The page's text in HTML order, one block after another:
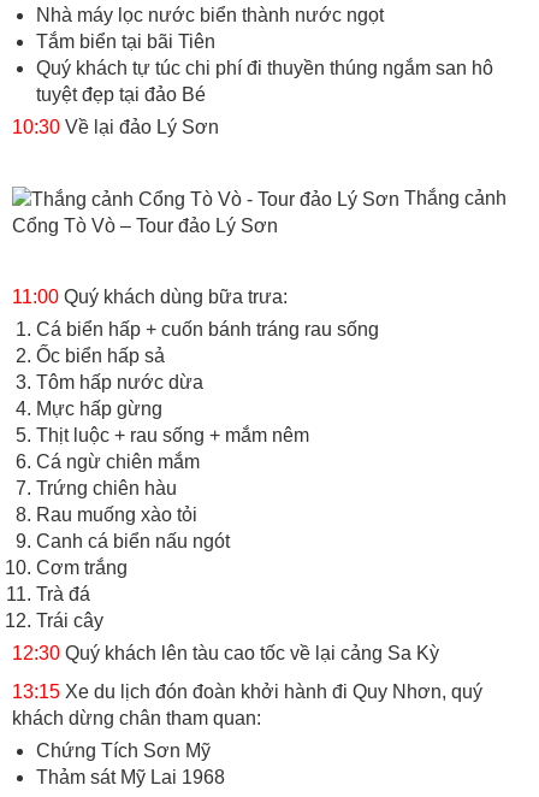
Nhà máy lọc nước biển thành nước ngọt
Tắm biển tại bãi Tiên
Quý khách tự túc chi phí đi thuyền thúng ngắm san hô
tuyệt đẹp tại đảo Bé
10:30 Về lại đảo Lý Sơn
Thắng cảnh
Cổng Tò Vò – Tour đảo Lý Sơn
11:00 Quý khách dùng bữa trưa:
Cá biển hấp + cuốn bánh tráng rau sống
Ốc biển hấp sả
Tôm hấp nước dừa
Mực hấp gừng
Thịt luộc + rau sống + mắm nêm
Cá ngừ chiên mắm
Trứng chiên hàu
Rau muống xào tỏi
Canh cá biển nấu ngót
Cơm trắng
Trà đá
Trái cây
12:30 Quý khách lên tàu cao tốc về lại cảng Sa Kỳ
13:15 Xe du lịch đón đoàn khởi hành đi Quy Nhơn, quý
khách dừng chân tham quan:
Chứng Tích Sơn Mỹ
Thảm sát Mỹ Lai 1968